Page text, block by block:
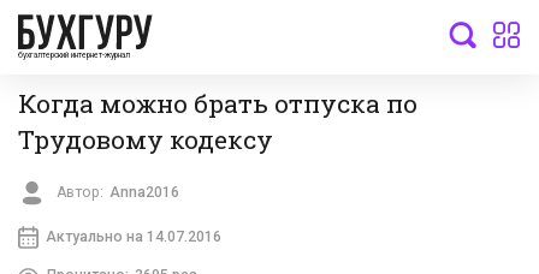
бухгалтерский интернет-журнал
Когда можно брать отпуска по
Трудовому кодексу
Автор: Anna2016
Актуально на 14.07.2016